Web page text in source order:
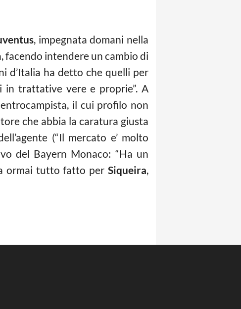
, impegnata domani nella
facendo intendere un cambio di
d’Italia ha detto che quelli per
in trattative vere e proprie”. A
il cui profilo non
che abbia la caratura giusta
(“Il mercato e’ molto
del Bayern Monaco: “Ha un
ormai tutto fatto per Siqueira,